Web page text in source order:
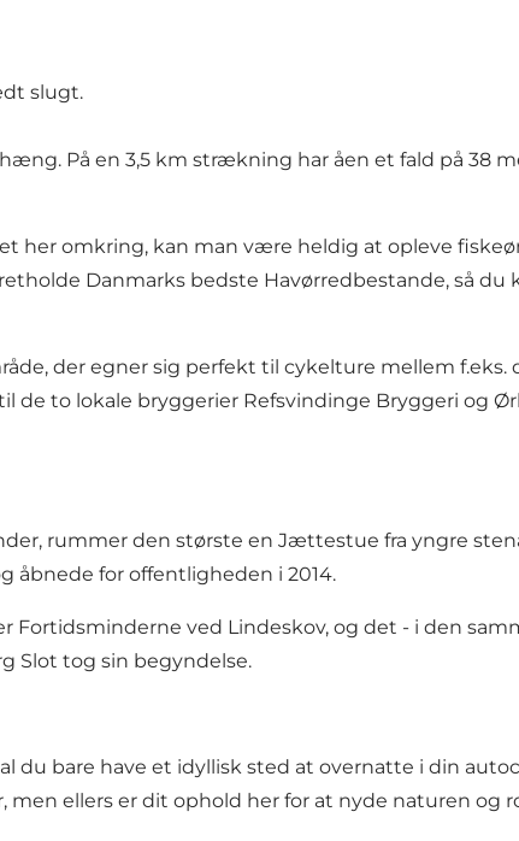
slugt.
På en 3,5 km strækning har åen et fald på 38
her omkring, kan man være heldig at opleve
Danmarks bedste Havørredbestande, så du
der egner sig perfekt til cykelture mellem f.eks.
de to lokale bryggerier Refsvindinge Bryggeri og
rummer den største en Jættestue fra yngre
åbnede for offentligheden i 2014.
Fortidsminderne ved Lindeskov, og det - i den
Slot tog sin begyndelse.
bare have et idyllisk sted at overnatte i din
ellers er dit ophold her for at nyde naturen og